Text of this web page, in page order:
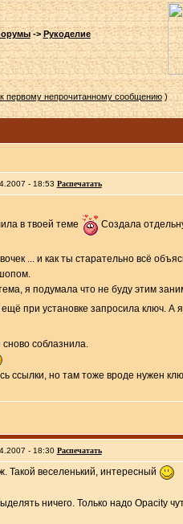
-> Рукоделие
первому непрочитанному сообщению)
- 18:53 Распечатать
в твоей теме
Создала
... и как ты старательно всё
я подумала что не буду этим
ещё при установке запросила ключ. А
соблазнила.
ссылки, но там тоже вроде нужен
- 18:30 Распечатать
Такой веселенький, интересный
ничего. Только надо Opacity